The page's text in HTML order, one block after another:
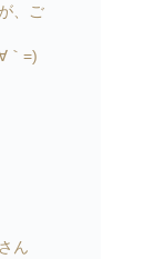
、ご
｀=)
ん